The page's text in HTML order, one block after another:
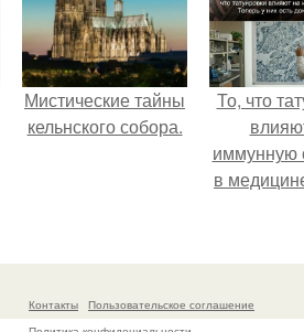
Мистические тайны
кельнского собора.
То, что
иммунную
в
лишь как
Контакты
Пользовательское соглашение